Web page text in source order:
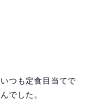
つも定食目当てで
でした。